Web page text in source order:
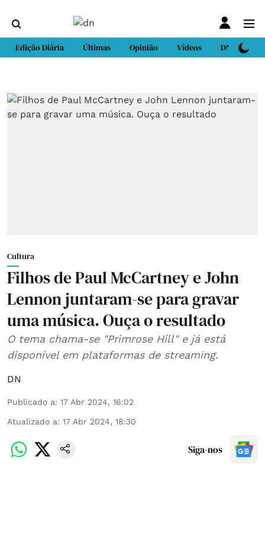
Edição Diária Últimas Opinião Vídeos DN Sport
Cultura
Filhos de Paul McCartney e John
Lennon juntaram-se para gravar
uma música. Ouça o resultado
O tema chama-se "Primrose Hill" e já está
disponível em plataformas de streaming.
DN
Publicado a: 17 Abr 2024, 16:02
Atualizado a: 17 Abr 2024, 18:30
Siga-nos